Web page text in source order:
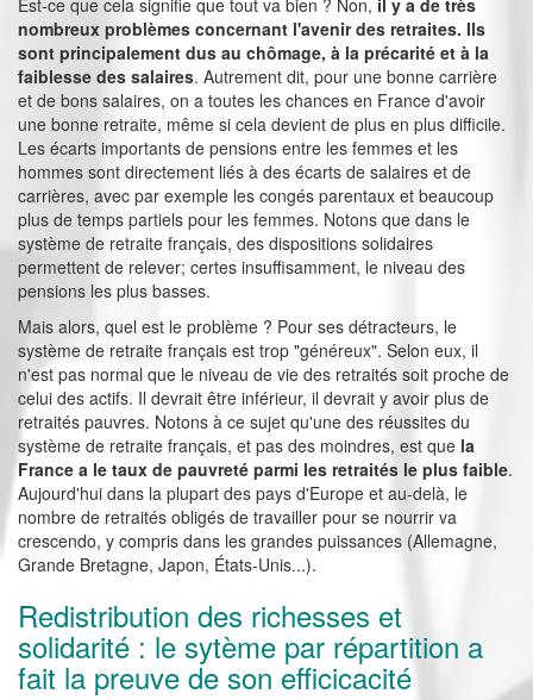
Est-ce que cela signifie que tout va bien ? Non, il y a de très
nombreux problèmes concernant l'avenir des retraites. Ils
sont principalement dus au chômage, à la précarité et à la
faiblesse des salaires. Autrement dit, pour une bonne carrière
et de bons salaires, on a toutes les chances en France d'avoir
une bonne retraite, même si cela devient de plus en plus difficile.
Les écarts importants de pensions entre les femmes et les
hommes sont directement liés à des écarts de salaires et de
carrières, avec par exemple les congés parentaux et beaucoup
plus de temps partiels pour les femmes. Notons que dans le
système de retraite français, des dispositions solidaires
permettent de relever; certes insuffisamment, le niveau des
pensions les plus basses.
Mais alors, quel est le problème ? Pour ses détracteurs, le
système de retraite français est trop "généreux". Selon eux, il
n'est pas normal que le niveau de vie des retraités soit proche de
celui des actifs. Il devrait être inférieur, il devrait y avoir plus de
retraités pauvres. Notons à ce sujet qu'une des réussites du
système de retraite français, et pas des moindres, est que la
France a le taux de pauvreté parmi les retraités le plus faible.
Aujourd'hui dans la plupart des pays d'Europe et au-delà, le
nombre de retraités obligés de travailler pour se nourrir va
crescendo, y compris dans les grandes puissances (Allemagne,
Grande Bretagne, Japon, États-Unis...).
Redistribution des richesses et
solidarité : le sytème par répartition a
fait la preuve de son efficicacité